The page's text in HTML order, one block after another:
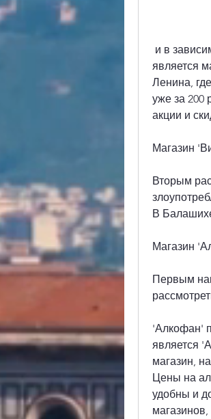
является
Ленина,
уже за 200
акции и
Магазин
Вторым
В
Магазин
Первым
'Алкофан'
является
магазин,
Цены на
удобны и